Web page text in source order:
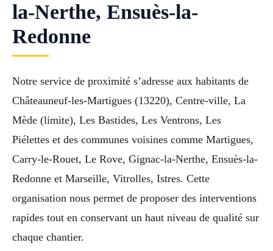
la-Nerthe, Ensuès-la-
Redonne
Notre service de proximité s’adresse aux habitants de
Châteauneuf-les-Martigues (13220), Centre-ville, La
Mède (limite), Les Bastides, Les Ventrons, Les
Piélettes et des communes voisines comme Martigues,
Carry-le-Rouet, Le Rove, Gignac-la-Nerthe, Ensuès-la-
Redonne et Marseille, Vitrolles, Istres. Cette
organisation nous permet de proposer des interventions
rapides tout en conservant un haut niveau de qualité sur
chaque chantier.